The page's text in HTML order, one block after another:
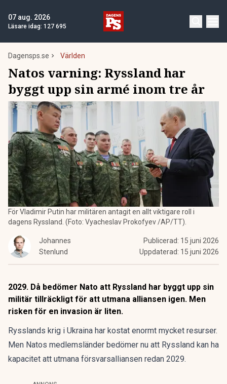
07 aug. 2026
Läsare idag: 127 695
Dagensps.se Världen
Natos varning: Ryssland har
byggt upp sin armé inom tre år
För Vladimir Putin har militären antagit en allt viktigare roll i
dagens Ryssland. (Foto: Vyacheslav Prokofyev /AP/TT).
Johannes
Stenlund
Publicerad: 15 juni 2026
Uppdaterad: 15 juni 2026
2029. Då bedömer Nato att Ryssland har byggt upp sin
militär tillräckligt för att utmana alliansen igen. Men
risken för en invasion är liten.
Rysslands krig i Ukraina har kostat enormt mycket resurser.
Men Natos medlemsländer bedömer nu att Ryssland kan ha
kapacitet att utmana försvarsalliansen redan 2029.